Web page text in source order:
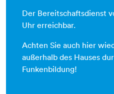
Der Bereitschaftsdienst
Uhr erreichbar.
Achten Sie auch hier
außerhalb des Hauses
Funkenbildung!